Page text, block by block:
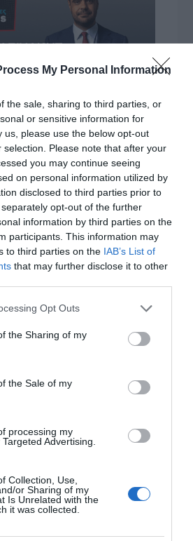
My Personal Information
the sale, sharing to third parties, or
or sensitive information for
us, please use the below opt-out
Please note that after your
you may continue seeing
on personal information utilized by
disclosed to third parties prior to
opt-out of the further
information by third parties on the
participants. This information may
to third parties on the IAB’s List of
that may further disclose it to other
app uses one or more Google
usage behaviour. You may click to
Google and its third-party tags to
specified purposes in below Google
Opt Outs
the Sharing of my
the Sale of my
processing my
Advertising.
Collection, Use,
or Sharing of my
Is Unrelated with the
it was collected.
VIDCASTS
«ΔΕΝ ΗΘΕΛΑ ΝΑ ΑΦΗΣΩ ΣΤΟΝ
ΜΙΑ ΚΑΥΤΗ ΠΑΤΑΤΑ»
Ο κυβερνητικός εκπρόσωπος,
χαρτιά του στις «Τυπολογίες»
σε ένα vidcast που μιλάει για
των Μέσων Μαζικής
μια εφ’ όλης της ύλης
Βασίλη Κουφόπουλο, αναλύει